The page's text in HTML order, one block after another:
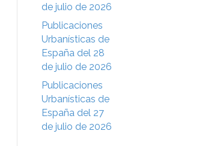
de julio de 2026
Publicaciones
Urbanísticas de
España del 28
de julio de 2026
Publicaciones
Urbanísticas de
España del 27
de julio de 2026